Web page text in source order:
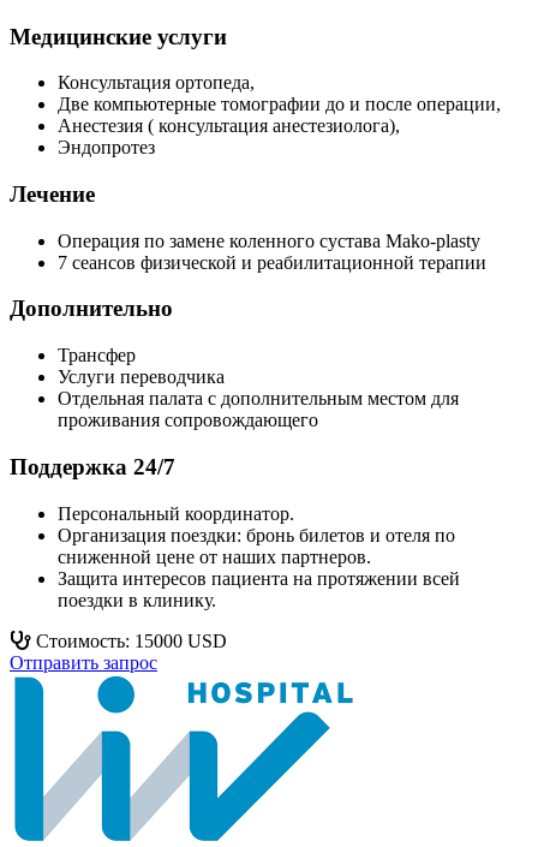
Медицинские услуги
Консультация ортопеда,
Две компьютерные томографии до и после операции,
Анестезия ( консультация анестезиолога),
Эндопротез
Лечение
Операция по замене коленного сустава Mako-plasty
7 сеансов физической и реабилитационной терапии
Дополнительно
Трансфер
Услуги переводчика
Отдельная палата с дополнительным местом для
проживания сопровождающего
Поддержка 24/7
Персональный координатор.
Организация поездки: бронь билетов и отеля по
сниженной цене от наших партнеров.
Защита интересов пациента на протяжении всей
поездки в клинику.
Стоимость: 15000 USD
Отправить запрос